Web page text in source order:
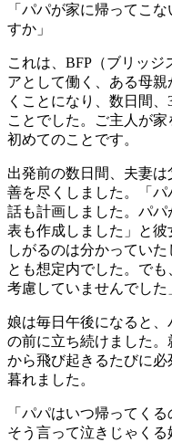
「パパが家に帰ってこ
すか」
これは、BFP（ブリッジ
アとして働く、ある母
くことになり、数日間
ことでした。ご主人が
初めてのことです。
出発前の数日間、夫妻
善を尽くしました。「
話も計画しました。パ
表も作成しました」と
しがるのは分かってい
とも想定内でした。で
考慮していませんでした
娘は毎日午後になると
の前に立ち続けました
から飛び起きるたびに
暮れました。
「パパはいつ帰ってく
そう言って泣きじゃく